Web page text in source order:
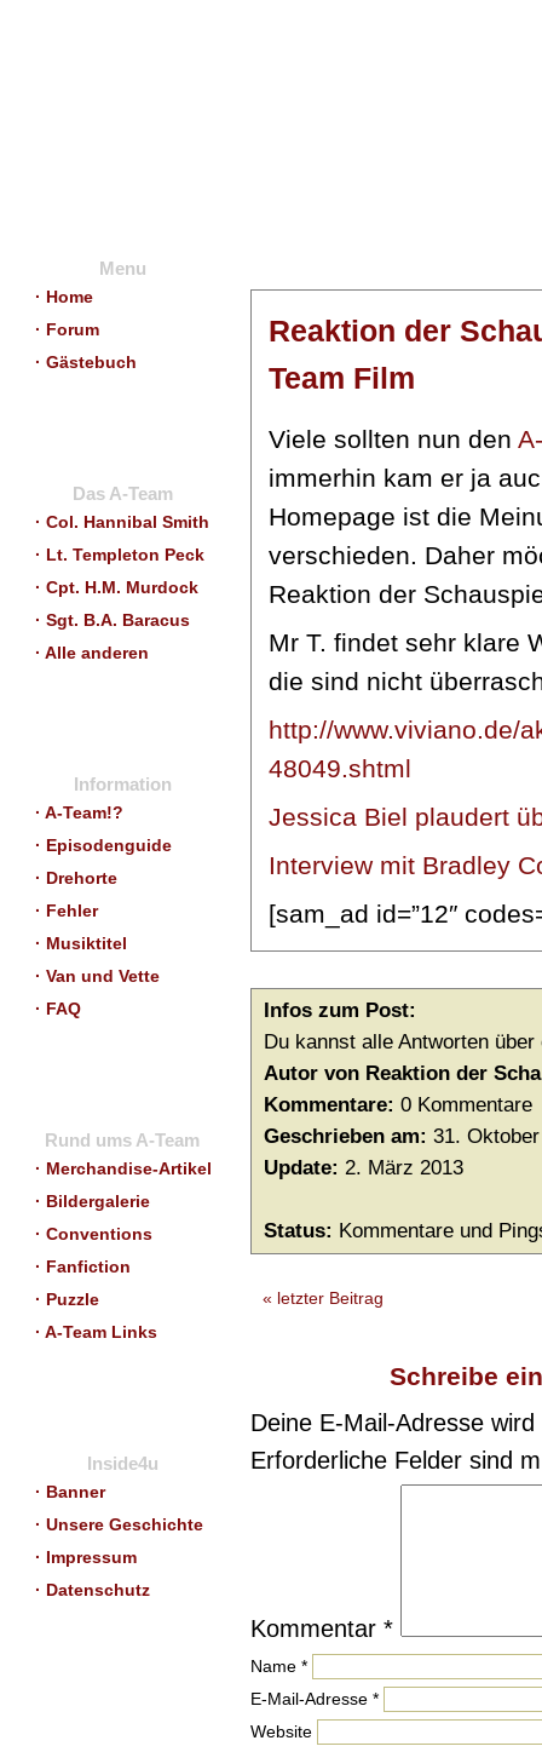
Menu
· Home
· Forum
· Gästebuch
Das A-Team
· Col. Hannibal Smith
· Lt. Templeton Peck
· Cpt. H.M. Murdock
· Sgt. B.A. Baracus
· Alle anderen
Information
· A-Team!?
· Episodenguide
· Drehorte
· Fehler
· Musiktitel
· Van und Vette
· FAQ
Rund ums A-Team
· Merchandise-Artikel
· Bildergalerie
· Conventions
· Fanfiction
· Puzzle
· A-Team Links
Inside4u
· Banner
· Unsere Geschichte
· Impressum
· Datenschutz
Reaktion der
Team Film
Viele sollten nun den
immerhin kam er ja
Homepage ist die
verschieden. Daher
Reaktion der
Mr T. findet sehr klare
die sind nicht
http://www.viviano.de/
48049.shtml
Jessica Biel plaudert
Interview mit Bradley
[sam_ad id=”12″
Infos zum Post:
Du kannst alle Antworten
Autor von Reaktion der
Kommentare: 0 Kommentare
Geschrieben am: 31.
Update: 2. März 2013
Status: Kommentare und
« letzter Beitrag
Schreibe
Deine E-Mail-Adresse
Erforderliche Felder sind
Kommentar *
Name *
E-Mail-Adresse *
Website